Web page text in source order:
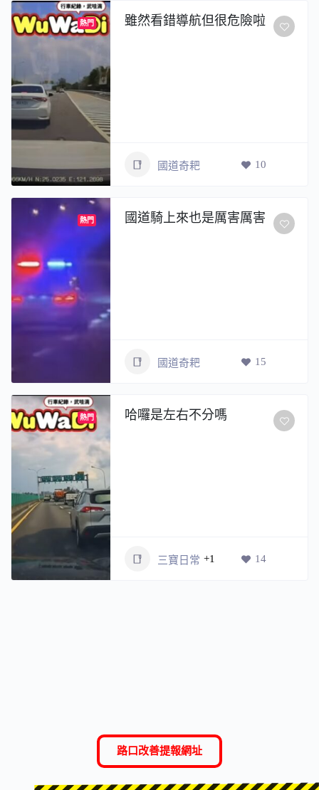
熱門 雖然看錯導航但很危險啦
國道奇耙 10
熱門 國道騎上來也是厲害厲害
國道奇耙 15
熱門 哈囉是左右不分嗎
三寶日常 +1 14
路口改善提報網址